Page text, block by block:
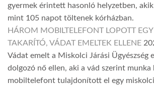
gyermek érintett hasonló helyzetben,
mint 105 napot töltenek kórházban.
HÁROM MOBILTELEFONT LOPOTT
TAKARÍTÓ, VÁDAT EMELTEK ELLENE
Vádat emelt a Miskolci Járási Ügyészség
dolgozó nő ellen, aki a vád szerint munka
mobiltelefont tulajdonított el egy